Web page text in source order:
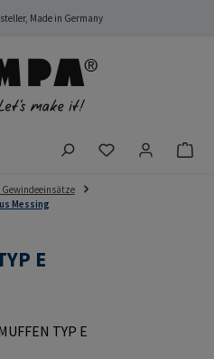
Made in Germany
Du hast 0
Gewindeeinsätze
Messing
E